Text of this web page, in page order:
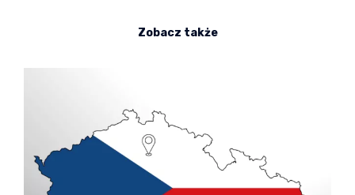
Zobacz także